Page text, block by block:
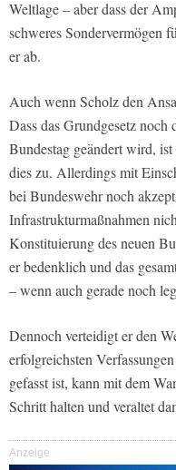
Weltlage – aber dass der
schweres Sondervermögen
er ab.
Auch wenn Scholz den
Dass das Grundgesetz
Bundestag geändert wird,
dies zu. Allerdings mit
bei Bundeswehr noch
Infrastrukturmaßnahmen
Konstituierung des neuen
er bedenklich und das
– wenn auch gerade noch
Dennoch verteidigt er den
erfolgreichsten
gefasst ist, kann mit dem
Schritt halten und veraltet
Anzeige